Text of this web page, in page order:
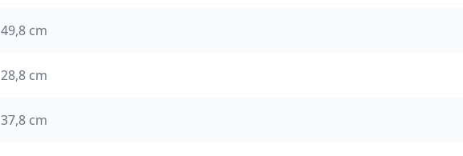
49,8 cm
28,8 cm
37,8 cm